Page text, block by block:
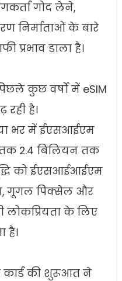
गोद लेने,
निर्माताओं के बारे
प्रभाव डाला है।
कुछ वर्षों में eSIM
है।
भर में ईएसआईएम
2.4 बिलियन तक
को ईएसआईआईएम
गूगल पिक्सेल और
के लिए
है।
कार्ड की शुरूआत ने